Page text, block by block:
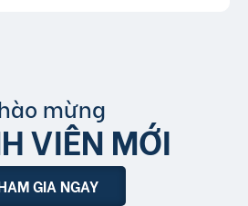
mừng
VIÊN MỚI
GIA NGAY